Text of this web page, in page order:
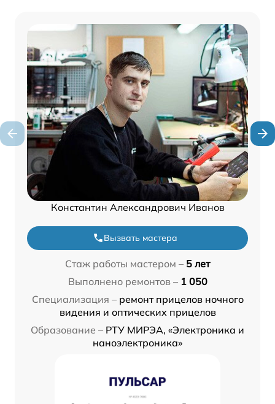
Константин Александрович Иванов
Вызвать мастера
Стаж работы мастером – 5 лет
Выполнено ремонтов – 1 050
Специализация – ремонт прицелов ночного
видения и оптических прицелов
Образование – РТУ МИРЭА, «Электроника и
наноэлектроника»